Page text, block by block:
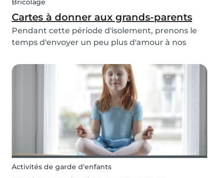
Bricolage
Cartes à donner aux grands-parents
Pendant cette période d'isolement, prenons le
temps d'envoyer un peu plus d'amour à nos
le moyen idéal de créer un cadeau personnalisé
pour nos proches. Nous avons créé deux
Activités de garde d'enfants